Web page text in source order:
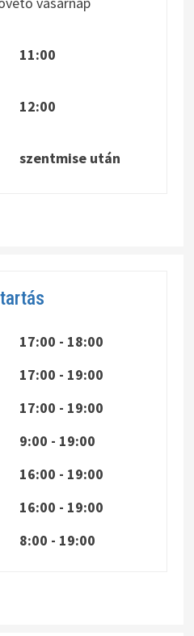
11:00
12:00
szentmise után
17:00 - 18:00
17:00 - 19:00
17:00 - 19:00
9:00 - 19:00
16:00 - 19:00
16:00 - 19:00
8:00 - 19:00